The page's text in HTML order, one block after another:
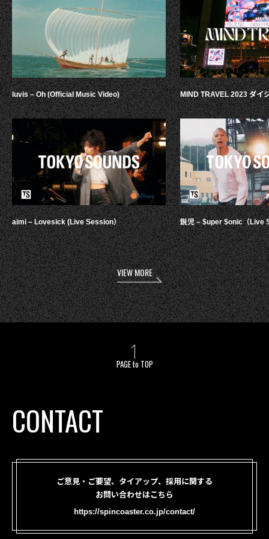
luvis – Oh (Official Music Video)
aimi – Lovesick (Live Session）
MIND TRAVEL 2023 ダイ
鋭児 – $uper $onic（Live
VIEW MORE
PAGE to TOP
CONTACT
ご意見・ご要望、タイアップ、採用に関する
お問い合わせはこちら
https://spincoaster.co.jp/contact/